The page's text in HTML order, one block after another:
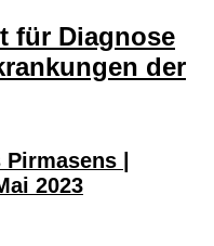
für Diagnose
der
|
2023